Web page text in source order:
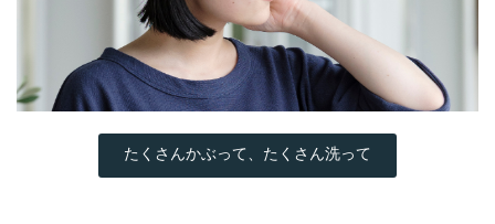
たくさんかぶって、たくさん洗って